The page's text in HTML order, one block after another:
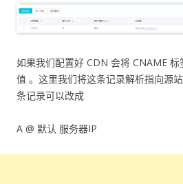
如果我们配置好 CDN 会将 CNAME
值 。这里我们将这条记录解析指向源
条记录可以改成
A @ 默认 服务器IP